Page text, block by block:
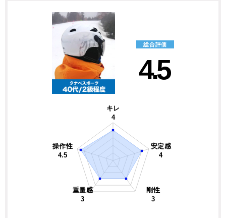
総合評価
4.5
キレ
4
安定感
4
剛性
3
重量感
3
操作性
4.5